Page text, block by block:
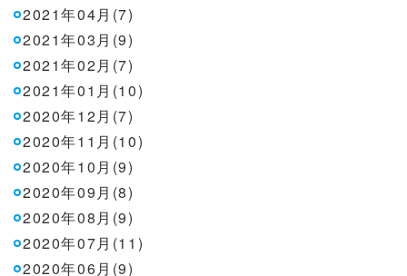
2021年04月(7)
2021年03月(9)
2021年02月(7)
2021年01月(10)
2020年12月(7)
2020年11月(10)
2020年10月(9)
2020年09月(8)
2020年08月(9)
2020年07月(11)
2020年06月(9)